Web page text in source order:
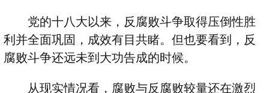
党的十八大以来，反腐败斗争取得压倒性胜
利并全面巩固，成效有目共睹。但也要看到，反
腐败斗争还远未到大功告成的时候。
从现实情况看，腐败与反腐败较量还在激烈